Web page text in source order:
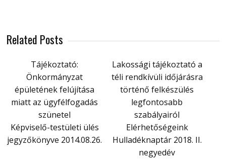
Related Posts
Tájékoztató:
Önkormányzat
épületének felújítása
miatt az ügyfélfogadás
szünetel
Lakossági tájékoztató a
téli rendkívüli időjárásra
történő felkészülés
legfontosabb
szabályairól
Képviselő-testületi ülés
jegyzőkönyve 2014.08.26.
Elérhetőségeink
Hulladéknaptár 2018. II.
negyedév